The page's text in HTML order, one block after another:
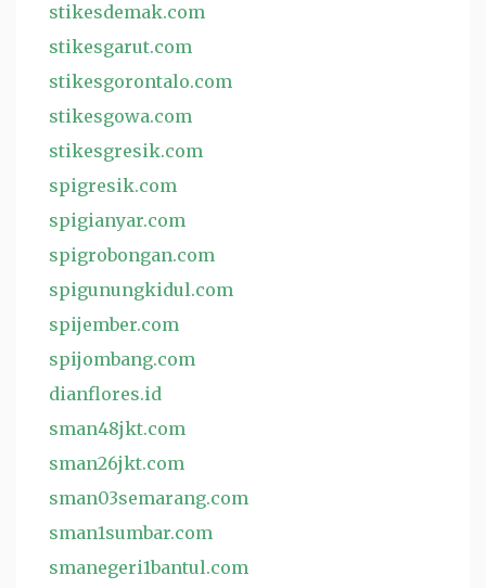
stikesdemak.com
stikesgarut.com
stikesgorontalo.com
stikesgowa.com
stikesgresik.com
spigresik.com
spigianyar.com
spigrobongan.com
spigunungkidul.com
spijember.com
spijombang.com
dianflores.id
sman48jkt.com
sman26jkt.com
sman03semarang.com
sman1sumbar.com
smanegeri1bantul.com